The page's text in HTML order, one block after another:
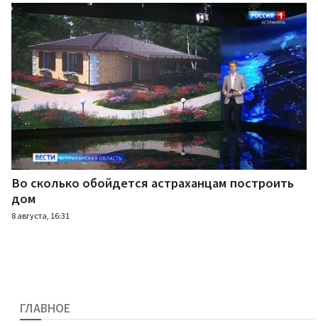
Во сколько обойдется астраханцам построить
дом
8 августа, 16:31
ГЛАВНОЕ